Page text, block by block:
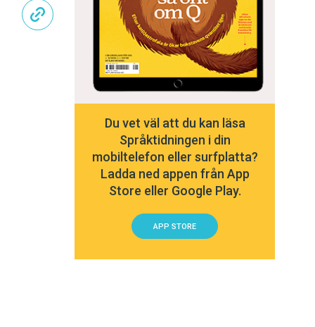
Du vet väl att du kan läsa
Språktidningen i din
mobiltelefon eller surfplatta?
Ladda ned appen från App
Store eller Google Play.
APP STORE